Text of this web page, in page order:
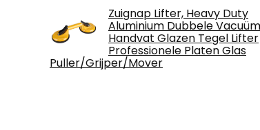
Zuignap Lifter, Heavy Duty
Aluminium Dubbele Vacuüm
Handvat Glazen Tegel Lifter
Professionele Platen Glas
Puller/Grijper/Mover